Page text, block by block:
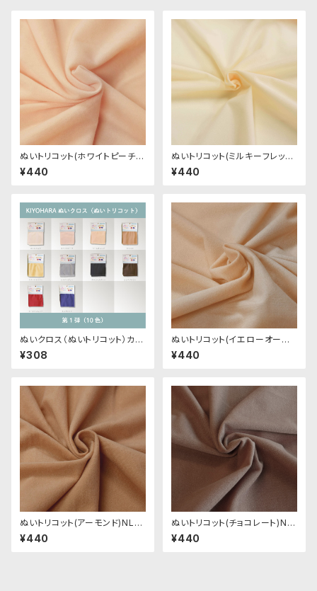
ぬいトリコット(ホワイトピーチ)
NL001 ぬいぐるみ用薄手パイル
生地 20cm
¥440
ぬいトリコット(ミルキーフレッシ
ュ)NL103 ぬいぐるみ用薄手パ
イル生地 20cm
¥440
ぬいクロス（ぬいトリコット）カッ
トクロス各色｜清原株式会社
¥308
ぬいトリコット(イエローオーク
ル)NL003 ぬいぐるみ用薄手パ
イル生地 20cm
¥440
ぬいトリコット(アーモンド)NL0
04 ぬいぐるみ用薄手パイル生
地 20cm
¥440
ぬいトリコット(チョコレート)NL
005 ぬいぐるみ用薄手パイル生
地 20cm
¥440